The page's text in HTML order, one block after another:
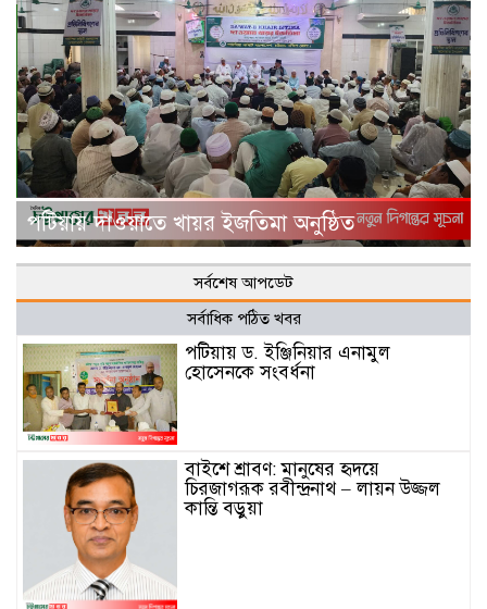
পটিয়ায় দাওয়াতে খায়র ইজতিমা অনুষ্ঠিত
সর্বশেষ আপডেট
সর্বাধিক পঠিত খবর
পটিয়ায় ড. ইঞ্জিনিয়ার এনামুল
হোসেনকে সংবর্ধনা
বাইশে শ্রাবণ: মানুষের হৃদয়ে
চিরজাগরূক রবীন্দ্রনাথ – লায়ন উজ্জল
কান্তি বড়ুয়া